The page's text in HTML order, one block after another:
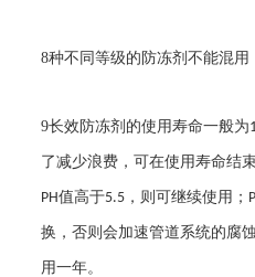
8种不同等级的防冻剂不能混用
9长效防冻剂的使用寿命一般为
了减少浪费，可在使用寿命结
PH值高于5.5 ，则可继续使用；
换，否则会加速管道系统的腐蚀
用一年。